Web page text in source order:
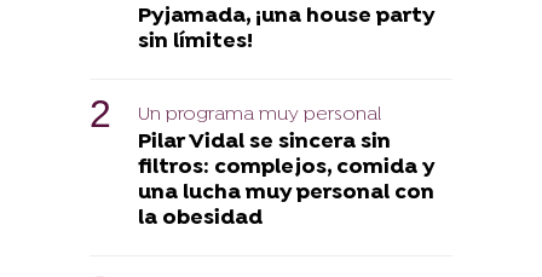
Pyjamada, ¡una house party
sin límites!
Un programa muy personal
Pilar Vidal se sincera sin
filtros: complejos, comida y
una lucha muy personal con
la obesidad